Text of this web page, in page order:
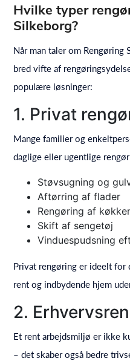
Hvilke typer
Silkeborg?
Når man taler om
bred vifte af
populære løsninger:
1. Privat
Mange familier og
daglige eller ugentlige
Støvsugning og
Aftørring af flader
Rengøring af
Skift af sengetøj
Vinduespudsning
Privat rengøring er ideelt
rent og indbydende hjem
2.
Et rent arbejdsmiljø er ikke
– det skaber også bedre